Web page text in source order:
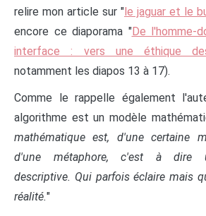
relire mon article sur " le jaguar et le
encore ce diaporama "De l'homme-
interface : vers une éthique
notamment les diapos 13 à 17).
Comme le rappelle également
algorithme est un modèle
mathématique est, d'une certaine
d'une métaphore, c'est à dire
descriptive. Qui parfois éclaire mais
réalité."